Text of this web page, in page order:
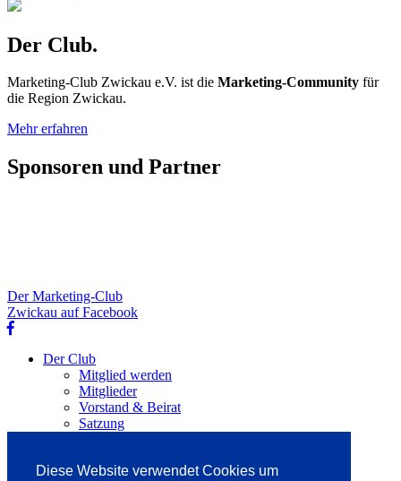
Diese Website verwendet Cookies um
Der Club.
Marketing-Club Zwickau e.V. ist die Marketing-Community für
die Region Zwickau.
Mehr erfahren
Sponsoren und Partner
Der Marketing-Club
Zwickau auf Facebook
Der Club
Mitglied werden
Mitglieder
Vorstand & Beirat
Satzung
Clubleben